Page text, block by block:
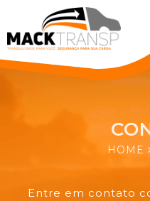
HOME
Entre em contato